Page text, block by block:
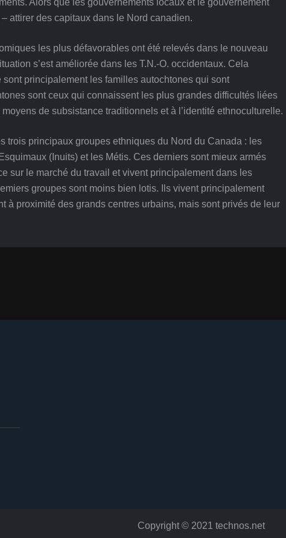
Alors que les gouvernements locaux et le gouvernement
attirer des capitaux dans le Nord canadien.
les plus défavorables ont été relevés dans le nouveau
s’est améliorée dans les T.N.-O. occidentaux. Cela
sont principalement les familles autochtones qui sont
sont ceux qui connaissent les plus grandes difficultés liées
de subsistance traditionnels et à l’identité ethnoculturelle.
trois principaux groupes ethniques du Nord du Canada : les
(Inuits) et les Métis. Ces derniers sont mieux armés
sur le marché du travail et vivent principalement dans les
groupes sont moins bien lotis. Ils vivent principalement
à proximité des grands centres urbains, mais sont privés de leur
Copyright © 2021 technos.net